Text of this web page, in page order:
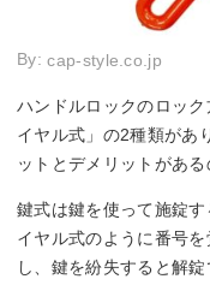
By:cap-style.co.jp
ハンドルロックのロッ
イヤル式」の2種類があ
ットとデメリットがあ
鍵式は鍵を使って施錠
イヤル式のように番号
し、鍵を紛失すると解